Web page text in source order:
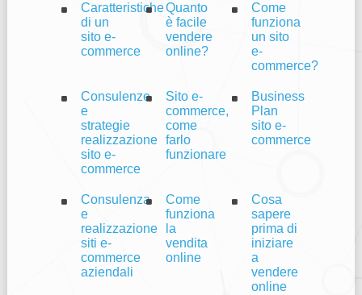
Caratteristiche
di un
sito e-
commerce
Quanto
è facile
vendere
online?
Come
funziona
un sito
e-
commerce?
Consulenze
e
strategie
realizzazione
sito e-
commerce
Sito e-
commerce,
come
farlo
funzionare
Business
Plan
sito e-
commerce
Consulenza
e
realizzazione
siti e-
commerce
aziendali
Come
funziona
la
vendita
online
Cosa
sapere
prima di
iniziare
a
vendere
online